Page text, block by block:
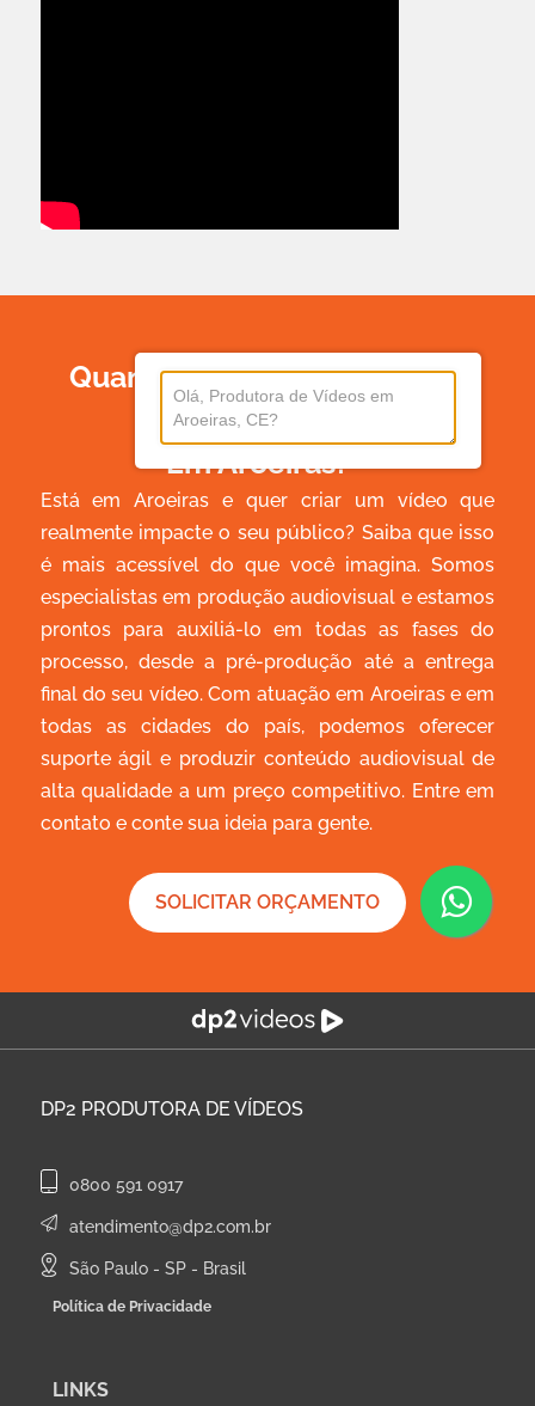
Quanto Custa Produzir Um
Vídeo
Em Aroeiras?
Está em Aroeiras e quer criar um vídeo que
realmente impacte o seu público? Saiba que isso
é mais acessível do que você imagina. Somos
especialistas em produção audiovisual e estamos
prontos para auxiliá-lo em todas as fases do
processo, desde a pré-produção até a entrega
final do seu vídeo. Com atuação em Aroeiras e em
todas as cidades do país, podemos oferecer
suporte ágil e produzir conteúdo audiovisual de
alta qualidade a um preço competitivo. Entre em
contato e conte sua ideia para gente.
SOLICITAR ORÇAMENTO
DP2 PRODUTORA DE VÍDEOS
0800 591 0917
atendimento@dp2.com.br
São Paulo - SP - Brasil
Política de Privacidade
LINKS